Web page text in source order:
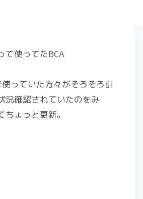
て使ってたBCA
っていた方々がそろそろ引
況確認されていたのをみ
ょっと更新。